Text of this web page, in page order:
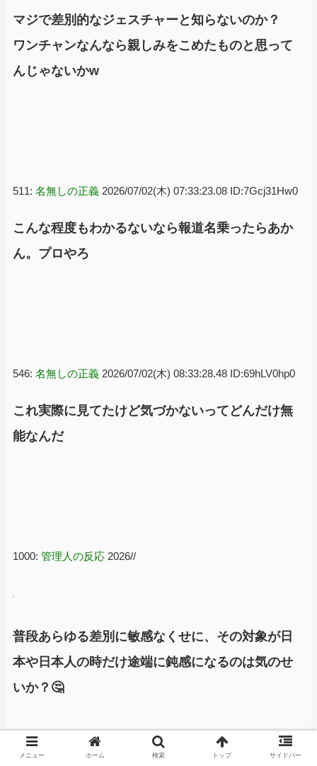
マジで差別的なジェスチャーと知らないのか？
ワンチャンなんなら親しみをこめたものと思って
んじゃないかw
511: 名無しの正義 2026/07/02(木) 07:33:23.08 ID:7Gcj31Hw0
こんな程度もわかるないなら報道名乗ったらあか
ん。プロやろ
546: 名無しの正義 2026/07/02(木) 08:33:28.48 ID:69hLV0hp0
これ実際に見てたけど気づかないってどんだけ無
能なんだ
1000: 管理人の反応 2026//
普段あらゆる差別に敏感なくせに、その対象が日
本や日本人の時だけ途端に鈍感になるのは気のせ
いか？🤔
メニュー ホーム 検索 トップ サイドバー